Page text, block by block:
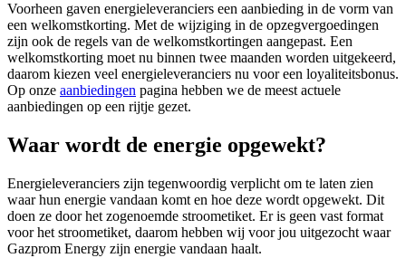
Voorheen gaven energieleveranciers een aanbieding in de vorm van
een welkomstkorting. Met de wijziging in de opzegvergoedingen
zijn ook de regels van de welkomstkortingen aangepast. Een
welkomstkorting moet nu binnen twee maanden worden uitgekeerd,
daarom kiezen veel energieleveranciers nu voor een loyaliteitsbonus.
Op onze aanbiedingen pagina hebben we de meest actuele
aanbiedingen op een rijtje gezet.
Waar wordt de energie opgewekt?
Energieleveranciers zijn tegenwoordig verplicht om te laten zien
waar hun energie vandaan komt en hoe deze wordt opgewekt. Dit
doen ze door het zogenoemde stroometiket. Er is geen vast format
voor het stroometiket, daarom hebben wij voor jou uitgezocht waar
Gazprom Energy zijn energie vandaan haalt.